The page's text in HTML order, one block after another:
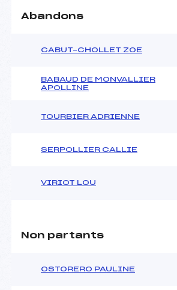
Abandons
CABUT–CHOLLET ZOE
BABAUD DE MONVALLIER
APOLLINE
TOURBIER ADRIENNE
SERPOLLIER CALLIE
VIRIOT LOU
Non partants
OSTORERO PAULINE